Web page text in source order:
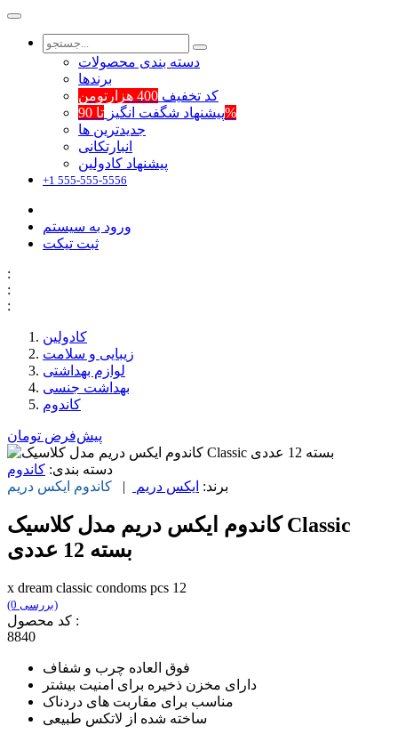
دسته بندی محصولات
برند‌ها
کد تخفیف 400 هزارتومن
پیشنهاد شگفت انگیزتا 90%
جدیدترین ها
انبارتکانی
پیشنهاد کادولین
+1 555-555-5556
ورود به سیستم
ثبت تیکت
:
:
:
کادولین
زیبایی و سلامت
لوازم بهداشتی
بهداشت جنسی
کاندوم
پیش‌فرض تومان
دسته بندی: کاندوم
برند: ایکس دریم | کاندوم ایکس دریم
کاندوم ایکس دریم مدل کلاسیک Classic
بسته 12 عددی
x dream classic condoms pcs 12
(0 بررسی)
کد محصول :
8840
فوق العاده چرب و شفاف
دارای مخزن ذخيره برای امنیت بیشتر
مناسب برای مقاربت های دردناک
ساخته شده از لاتکس طبیعی